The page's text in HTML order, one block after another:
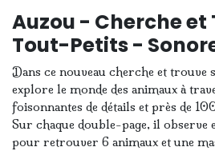
Auzou - Cherche et
Tout-Petits -
Dans ce nouveau cherche et
explore le monde des animaux à
foisonnantes de détails et près de
Sur chaque double-page, il observe
pour retrouver 6 animaux et une